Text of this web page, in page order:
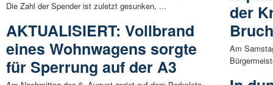
Die Zahl der Spender ist zuletzt gesunken, ...
AKTUALISIERT: Vollbrand
eines Wohnwagens sorgte
für Sperrung auf der A3
der
Am